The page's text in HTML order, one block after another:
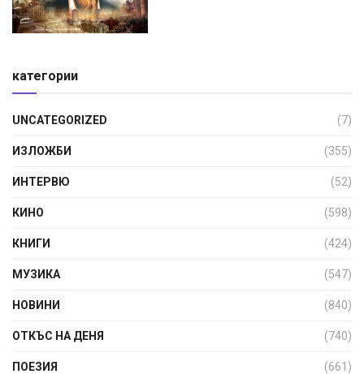
категории
UNCATEGORIZED (7)
ИЗЛОЖБИ (355)
ИНТЕРВЮ (52)
КИНО (598)
КНИГИ (424)
МУЗИКА (547)
НОВИНИ (840)
ОТКЪС НА ДЕНЯ (740)
ПОЕЗИЯ (661)